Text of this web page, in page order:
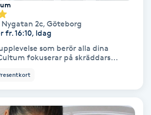
Nygatan 2c, Göteborg
fr. 16:10, Idag
som berör alla dina
fokuserar på skräddars...